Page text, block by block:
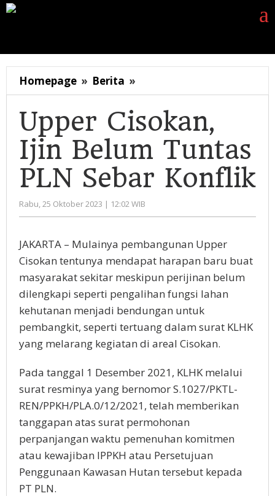
Lewati
Homepage » Berita »
Cisokan,
Belum
Tuntas
PLN
Sebar
Konflik
Upper Cisokan,
Ijin Belum Tuntas
PLN Sebar Konflik
Rabu, 25 Oktober 2023 | 12:02 WIB
Administrator
JAKARTA – Mulainya pembangunan Upper
Cisokan tentunya mendapat harapan baru buat
masyarakat sekitar meskipun perijinan belum
dilengkapi seperti pengalihan fungsi lahan
kehutanan menjadi bendungan untuk
pembangkit, seperti tertuang dalam surat KLHK
yang melarang kegiatan di areal Cisokan.
Pada tanggal 1 Desember 2021, KLHK melalui
surat resminya yang bernomor S.1027/PKTL-
REN/PPKH/PLA.0/12/2021, telah memberikan
tanggapan atas surat permohonan
perpanjangan waktu pemenuhan komitmen
atau kewajiban IPPKH atau Persetujuan
Penggunaan Kawasan Hutan tersebut kepada
PT PLN.